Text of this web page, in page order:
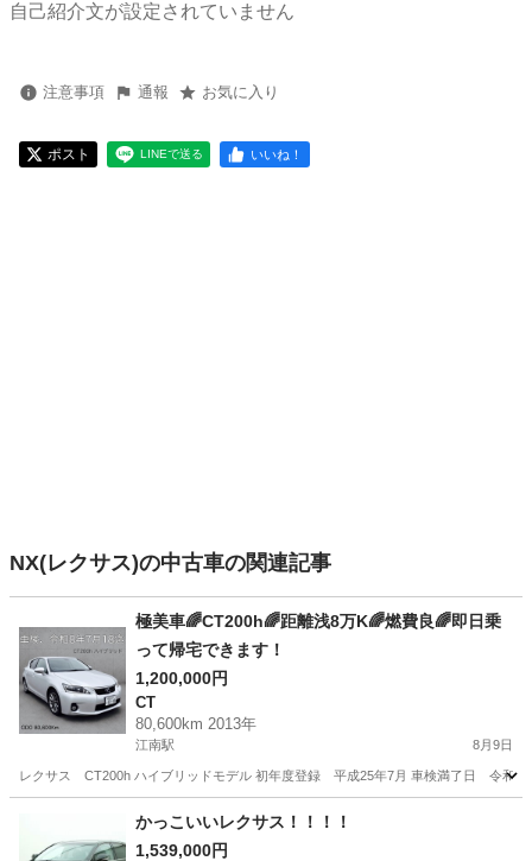
自己紹介文が設定されていません
注意事項 通報 お気に入り
ポスト LINEで送る いいね！
NX(レクサス)の中古車の関連記事
極美車🌈CT200h🌈距離浅8万K🌈燃費良🌈即日乗
って帰宅できます！
1,200,000円
CT
80,600km 2013年
江南駅 8月9日
レクサス CT200h ハイブリッドモデル 初年度登録 平成25年7月 車検満了日 令
かっこいいレクサス！！！！
1,539,000円